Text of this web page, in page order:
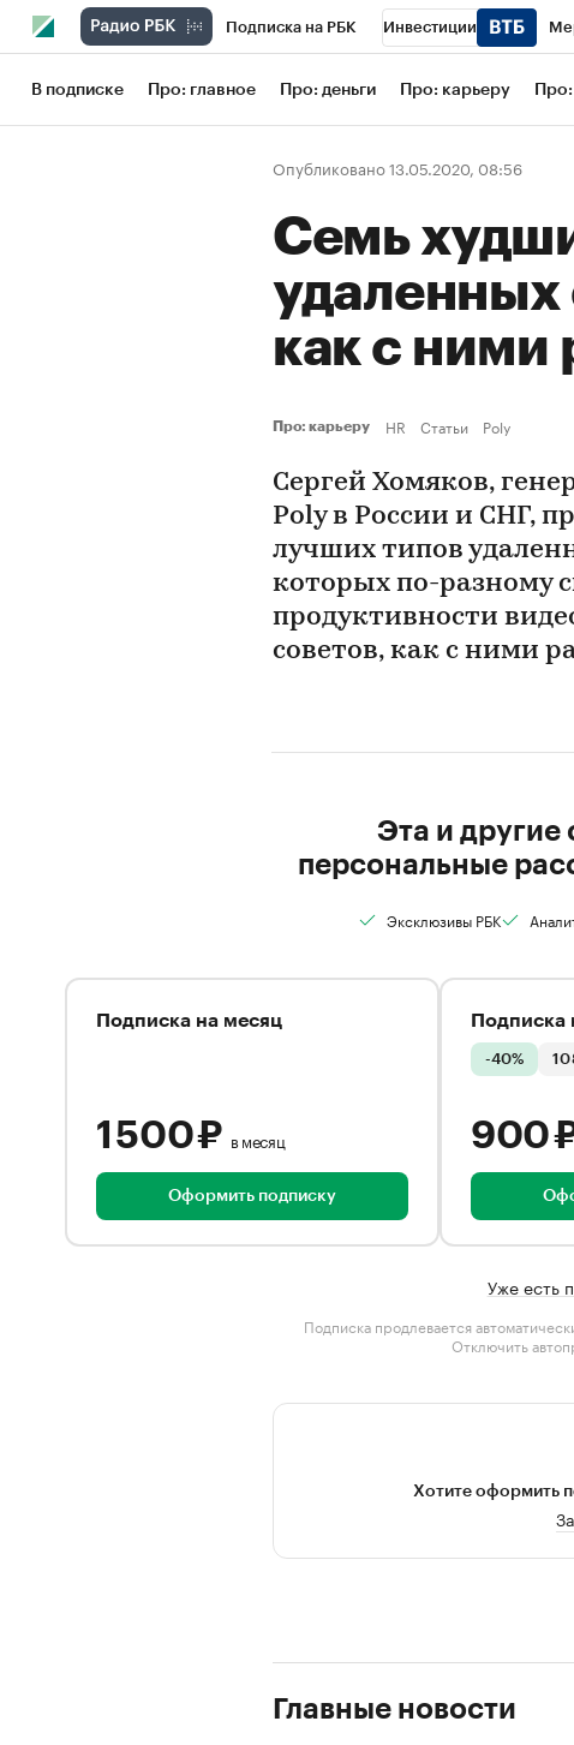
Подписка на РБК Инвестиции
Школа управления РБК РБК Образование
Рынок наличной валюты
В подписке Про: главное Про: деньги Про: карьеру
Опубликовано 13.05.2020, 08:56
Семь
удаленных
как с ними
Про: карьеру HR Статьи Poly
Сергей Хомяков,
Poly в России и СНГ,
лучших типов
которых по-разному
продуктивности
советов, как с ними
Эта и другие
персональные
Эксклюзивы РБК
Подписка на месяц
1 500 ₽ в месяц
Оформить подписку
Подписка
-40% 10
900
Уже есть
Подписка продлевается
Отключить
Хотите оформить
Главные новости